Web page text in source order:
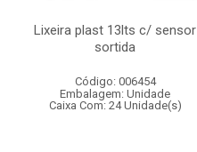
Lixeira plast 13lts c/ sensor
sortida
Código: 006454
Embalagem: Unidade
Caixa Com: 24 Unidade(s)